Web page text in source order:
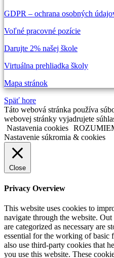
GDPR – ochrana osobných
Voľné pracovné pozície
Darujte 2% našej škole
Virtuálna prehliadka školy
Mapa stránok
Späť hore
Táto webová stránka používa
webovej stránky vyjadrujete
Nastavenia cookies
Nastavenie súkromia & cookies
Close
Privacy Overview
This website uses cookies to
navigate through the website.
are categorized as necessary are
essential for the working of basic
also use third-party cookies that
you use this website. These